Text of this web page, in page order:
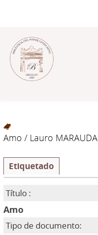
Amo / Lauro MARAUDA
Etiquetado
Título :
Amo
Tipo de documento: